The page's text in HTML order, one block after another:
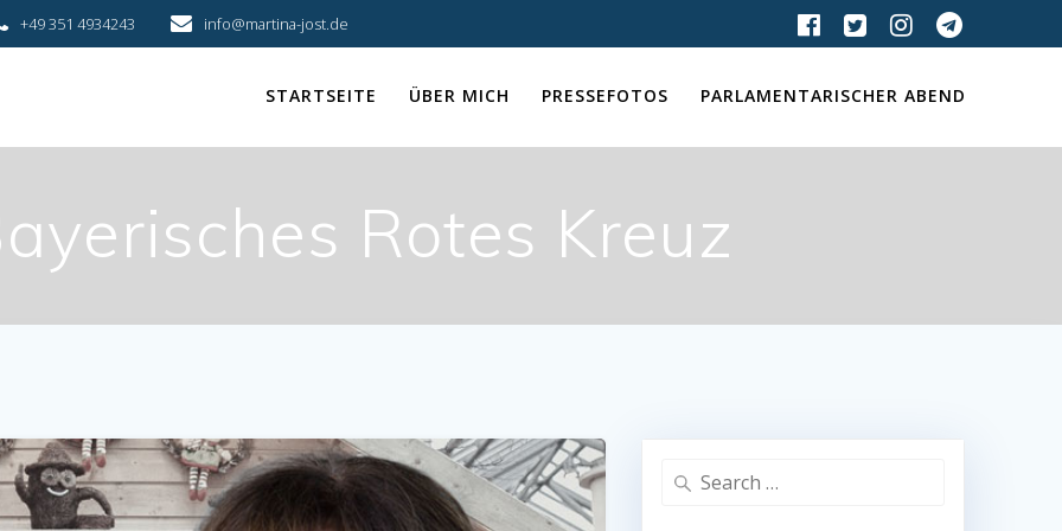
+49 351 4934243 info@martina-jost.de
STARTSEITE ÜBER MICH PRESSEFOTOS PARLAMENTARISCHER ABEND
Rotes Kreuz
Search